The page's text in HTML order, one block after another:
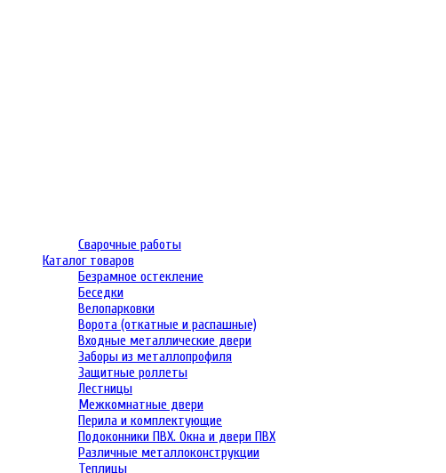
Сварочные работы
Каталог товаров
Безрамное остекление
Беседки
Велопарковки
Ворота (откатные и распашные)
Входные металлические двери
Заборы из металлопрофиля
Защитные роллеты
Лестницы
Межкомнатные двери
Перила и комплектующие
Подоконники ПВХ. Окна и двери ПВХ
Различные металлоконструкции
Теплицы